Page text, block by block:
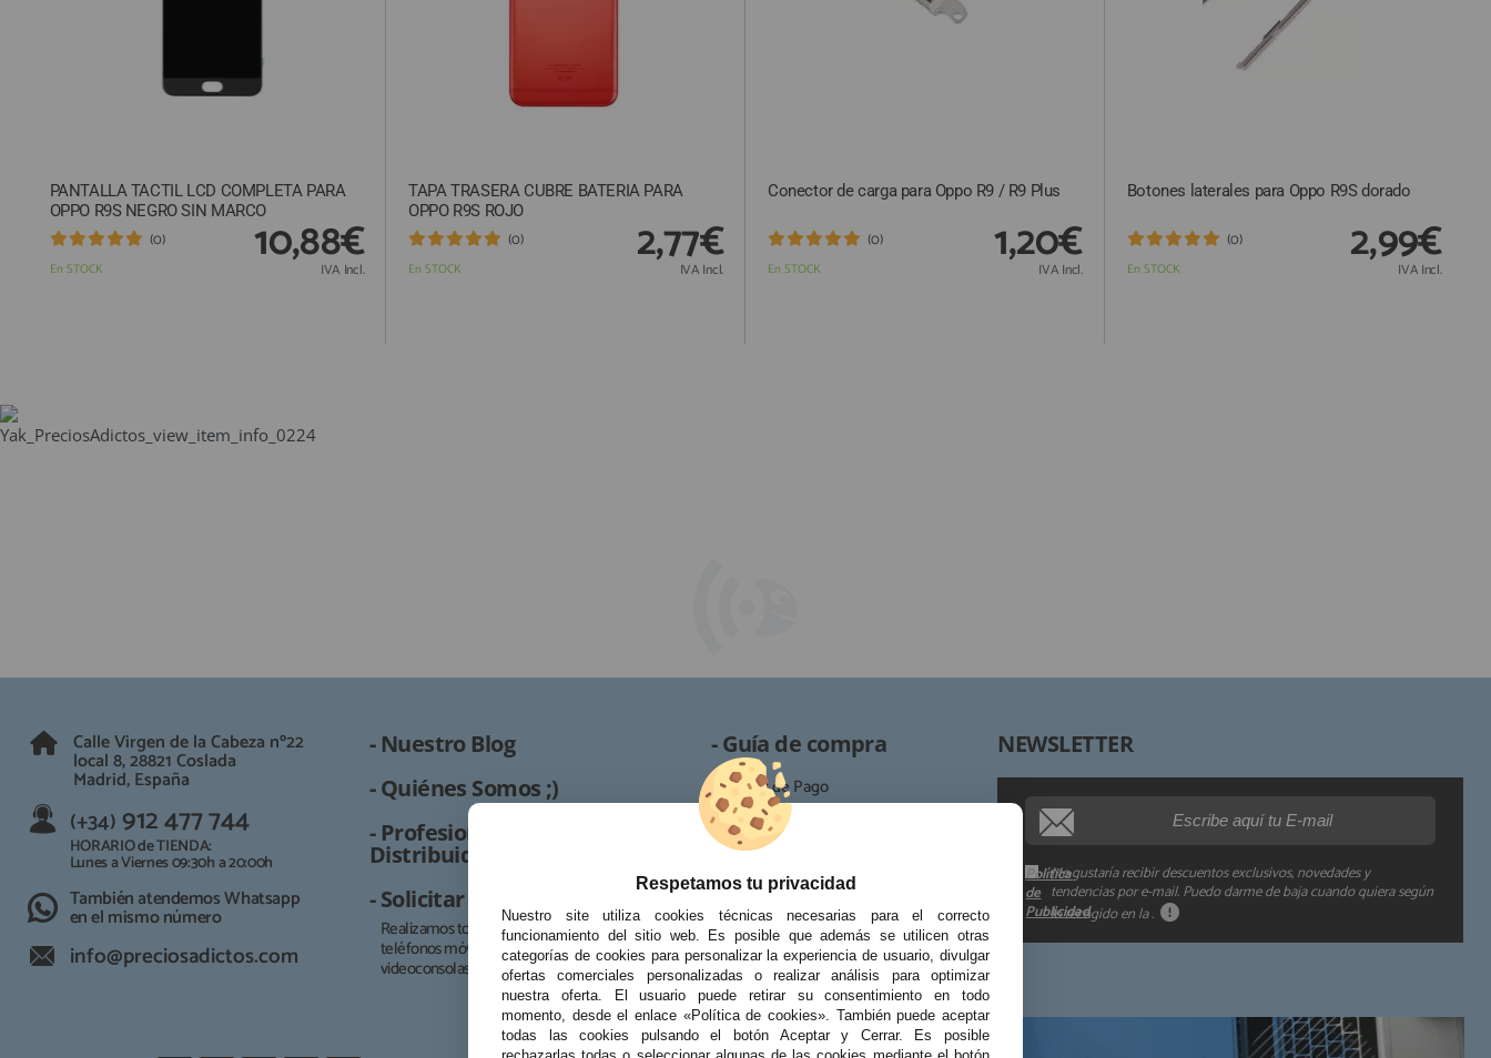
PANTALLA TACTIL LCD COMPLETA PARA
OPPO R9S NEGRO SIN MARCO
En STOCK
(0) 10,88€
IVA Incl.
TAPA TRASERA CUBRE BATERIA PARA
OPPO R9S ROJO
En STOCK
(0) 2,77€
IVA Incl.
Conector de carga para Oppo R9 / R9 Plus
En STOCK
(0) 1,20€
IVA Incl.
Botones laterales para Oppo R9S dorado
En STOCK
(0) 2,99€
IVA Incl.
Calle Virgen de la Cabeza nº22
local 8, 28821 Coslada
Madrid, España
(+34) 912 477 744
HORARIO de TIENDA:
Lunes a Viernes 09:30h a 20:00h
También atendemos Whatsapp
en el mismo número
info@preciosadictos.com
- Nuestro Blog
- Quiénes Somos ;)
- Profesionales /
Distribuidor
- Solicitar Reparación
Realizamos todo tipo de reparaciones de
teléfonos móviles, tablets, portátiles y
videoconsolas.
- Guía de compra
· Formas de Pago
· Proceso de RMA
· Condiciones de contratación
· Política de devoluciones
· Resolución de Litigios en Línea
NEWSLETTER
Me gustaría recibir descuentos exclusivos, novedades y
tendencias por e-mail. Puedo darme de baja cuando quiera según
lo recogido en la
Política
de
Publicidad
.
Derechos:
Información adicional:
Respetamos tu privacidad
Nuestro site utiliza cookies técnicas necesarias para el correcto
funcionamiento del sitio web. Es posible que además se utilicen otras
categorías de cookies para personalizar la experiencia de usuario, divulgar
ofertas comerciales personalizadas o realizar análisis para optimizar
nuestra oferta. El usuario puede retirar su consentimiento en todo
momento, desde el enlace «Política de cookies». También puede aceptar
todas las cookies pulsando el botón Aceptar y Cerrar. Es posible